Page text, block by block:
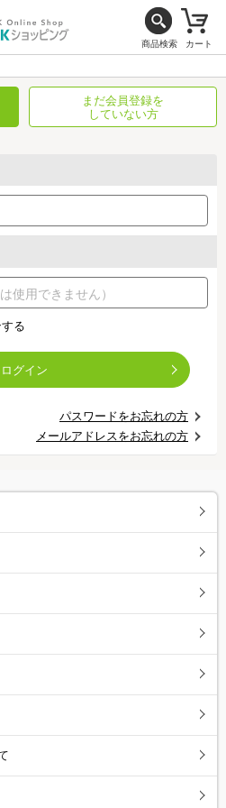
商品検索 カート
まだ会員登録を
していない方
る
ログイン
パスワードをお忘れの方
メールアドレスをお忘れの方